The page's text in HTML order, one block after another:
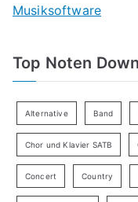
Musiksoftware
Top Noten
Alternative Band
Chor und Klavier SATB
Concert Country